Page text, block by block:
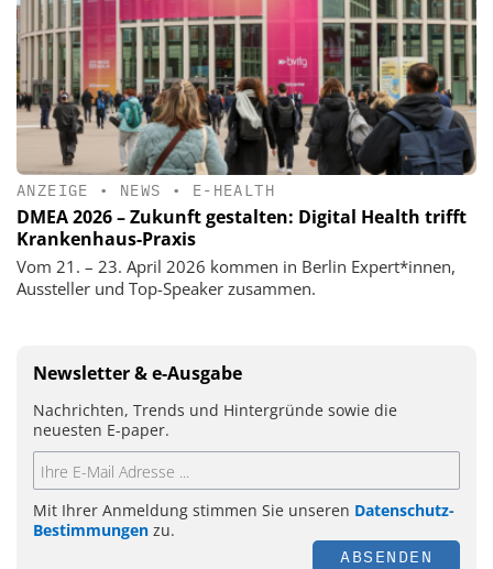
ANZEIGE • NEWS • E-HEALTH
DMEA 2026 – Zukunft gestalten: Digital Health trifft
Krankenhaus-Praxis
Vom 21. – 23. April 2026 kommen in Berlin Expert*innen,
Aussteller und Top-Speaker zusammen.
Newsletter & e-Ausgabe
Nachrichten, Trends und Hintergründe sowie die
neuesten E-paper.
Mit Ihrer Anmeldung stimmen Sie unseren Datenschutz-
Bestimmungen zu.
ABSENDEN